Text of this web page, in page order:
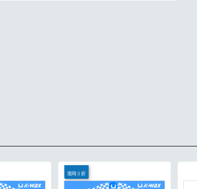
限時 3 折